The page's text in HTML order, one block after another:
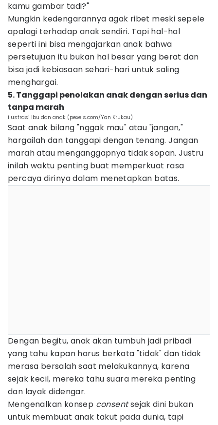
kamu gambar tadi?"
Mungkin kedengarannya agak ribet meski sepele
apalagi terhadap anak sendiri. Tapi hal-hal
seperti ini bisa mengajarkan anak bahwa
persetujuan itu bukan hal besar yang berat dan
bisa jadi kebiasaan sehari-hari untuk saling
menghargai.
5. Tanggapi penolakan anak dengan serius dan
tanpa marah
ilustrasi ibu dan anak (pexels.com/Yan Krukau)
Saat anak bilang "nggak mau" atau "jangan,"
hargailah dan tanggapi dengan tenang. Jangan
marah atau menganggapnya tidak sopan. Justru
inilah waktu penting buat memperkuat rasa
percaya dirinya dalam menetapkan batas.
Dengan begitu, anak akan tumbuh jadi pribadi
yang tahu kapan harus berkata "tidak" dan tidak
merasa bersalah saat melakukannya, karena
sejak kecil, mereka tahu suara mereka penting
dan layak didengar.
Mengenalkan konsep consentsejak dini bukan
untuk membuat anak takut pada dunia, tapi